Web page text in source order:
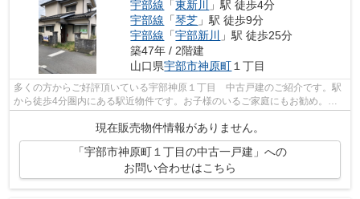
宇部線 「東新川
」駅 徒歩4分
宇部線 「琴芝 」駅 徒歩9分
宇部線 「宇部新川
」駅 徒歩25分
築47年 / 2階建
山口県宇部市神原町 １丁目
多くの方からご好評頂いている宇部神原１丁目 中古戸建のご紹介です。駅
から徒歩4分圏内にある駅近物件です。お子様のいるご家庭にもお勧め。伸
現在販売物件情報がありません。
「宇部市神原町１丁目の中古一戸建」への
お問い合わせはこちら